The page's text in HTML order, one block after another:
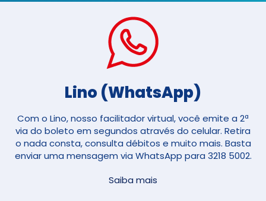
Lino (WhatsApp)
Com o Lino, nosso facilitador virtual, você emite a 2ª
via do boleto em segundos através do celular. Retira
o nada consta, consulta débitos e muito mais. Basta
enviar uma mensagem via WhatsApp para 3218 5002.
Saiba mais